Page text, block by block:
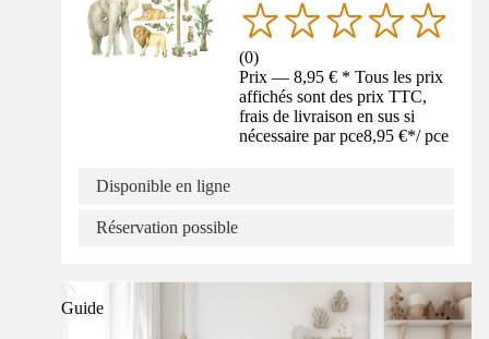
(0)
Prix — 8,95 € * Tous les prix
affichés sont des prix TTC,
frais de livraison en sus si
nécessaire par pce8,95 €*/ pce
Disponible en ligne
Réservation possible
Guide